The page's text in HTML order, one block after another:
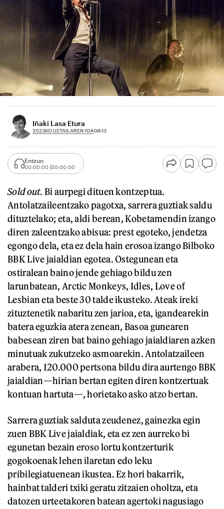
Iñaki Lasa Etura
2023KO UZTAILAREN 10A09:13
Entzun
00:00:00 00:00:00
Sold out. Bi aurpegi dituen kontzeptua.
Antolatzaileentzako pagotxa, sarrera guztiak saldu
dituztelako; eta, aldi berean, Kobetamendin izango
diren zaleentzako abisua: prest egoteko, jendetza
egongo dela, eta ez dela hain erosoa izango Bilboko
BBK Live jaialdian egotea. Ostegunean eta
ostiralean baino jende gehiago bildu zen
larunbatean, Arctic Monkeys, Idles, Love of
Lesbian eta beste 30 talde ikusteko. Ateak ireki
zituztenetik nabaritu zen jarioa, eta, igandearekin
batera eguzkia atera zenean, Basoa gunearen
babesean ziren bat baino gehiago jaialdiaren azken
minutuak zukutzeko asmoarekin. Antolatzaileen
arabera, 120.000 pertsona bildu dira aurtengo BBK
jaialdian—hirian bertan egiten diren kontzertuak
kontuan hartuta—, horietako asko atzo bertan.
Sarrera guztiak salduta zeudenez, gainezka egin
zuen BBK Live jaialdiak, eta ez zen aurreko bi
egunetan bezain eroso lortu kontzerturik
gogokoenak lehen ilaretan edo leku
pribilegiatuenean ikustea. Ez hori bakarrik,
hainbat talderi txiki geratu zitzaien oholtza, eta
datozen urteetakoren batean agertoki nagusiago